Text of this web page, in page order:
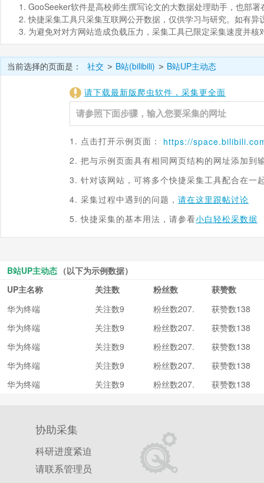
1. GooSeeker软件是高校师生撰写论文的大数据处理助手，也部
2. 快捷采集工具只采集互联网公开数据，仅供学习与研究。如有
3. 为避免对对方网站造成负载压力，采集工具已限定采集速度并
当前选择的页面是： 社交 > B站(bilibili) > B站UP主动态
请下载最新版爬虫软件，采集更全面
1. 点击打开示例页面： https://space.
2. 把与示例页面具有相同网页结构的网址添加到
3. 针对该网站，可将多个快捷采集工具配合在一
4. 采集过程中遇到的问题， 请在这里跟帖讨论
5. 快捷采集的基本用法，请参看小白轻松采数据
B站UP主动态 （以下为示例数据）
UP主名称
关注数 粉丝数
获赞数
华为终端
关注数9
粉丝数207.
获赞数138
0.6万
华为终端 关注数9
粉丝数207.
获赞数138
0.6万
华为终端 关注数9
粉丝数207.
获赞数138
0.6万
华为终端 关注数9
粉丝数207.
获赞数138
0.6万
华为终端 关注数9
粉丝数207.
获赞数138
协助采集
科研进度紧迫
请联系管理员